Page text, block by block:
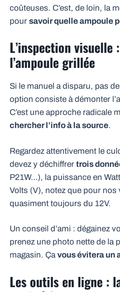
coûteuses. C’est, de loin, la
pour savoir quelle ampoule
L’inspection
l’ampoule grillée
Si le manuel a disparu, pas
option consiste à démonter
C’est une approche radicale
chercher l’info à la source.
Regardez attentivement le
devez y déchiffrer trois
P21W…), la puissance en
Volts (V), notez que pour nos
quasiment toujours du 12V.
Un conseil d’ami : dégainez
prenez une photo nette de la
magasin. Çavous évitera un
Les outils en ligne :